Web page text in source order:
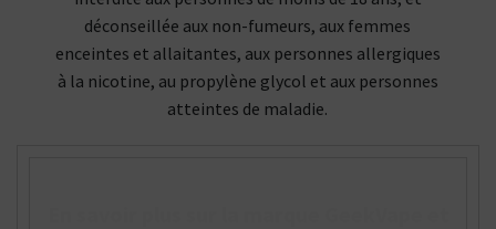
déconseillée aux non-fumeurs, aux femmes
enceintes et allaitantes, aux personnes allergiques
à la nicotine, au propylène glycol et aux personnes
atteintes de maladie.